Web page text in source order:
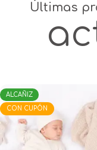
Últimas
ALCAÑIZ
CON CUPÓN